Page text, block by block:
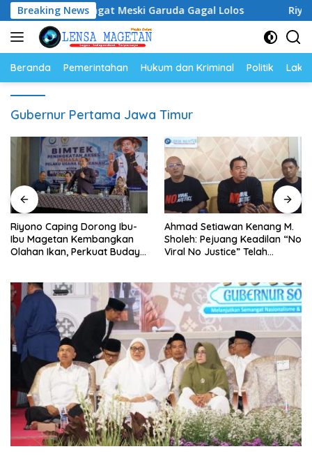
Langsung
ke
konten
Breaking News
Semangat Meski Garuda Gagal Lolos Riyono
Beranda Pemerintahan Hukum dan Kriminal Politik
Gubernur Pertama Jawa Timur
Riyono Caping Dorong Ibu-
Ibu Magetan Kembangkan
Olahan Ikan, Perkuat Budaya
Ahmad Setiawan Kenang M.
Sholeh: Pejuang Keadilan “No
Viral No Justice” Telah